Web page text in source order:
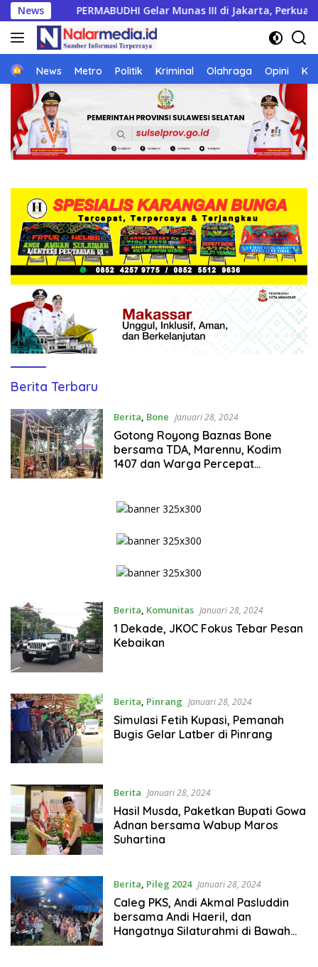
Langsung
ke
konten
News
Munas III di Jakarta, Perkuat Persatuan Umat Buddha dan
Home
News Metro Politik Kriminal Olahraga Opini
NalarMedia.id
Berita Terbaru
Berita, Bone Januari 28, 2024
Gotong Royong Baznas Bone
bersama TDA, Marennu, Kodim
1407 dan Warga Percepat
Berita, Komunitas Januari 28, 2024
1 Dekade, JKOC Fokus Tebar Pesan
Kebaikan
Berita Pinrang Januari 28, 2024
Simulasi Fetih Kupasi, Pemanah
Bugis Gelar Latber di Pinrang
Berita Januari 28, 2024
Hasil Musda, Paketkan Bupati Gowa
Adnan bersama Wabup Maros
Suhartina
Berita Pileg 2024 Januari 28, 2024
Caleg PKS, Andi Akmal Pasluddin
bersama Andi Haeril, dan
Hangatnya Silaturahmi di Bawah